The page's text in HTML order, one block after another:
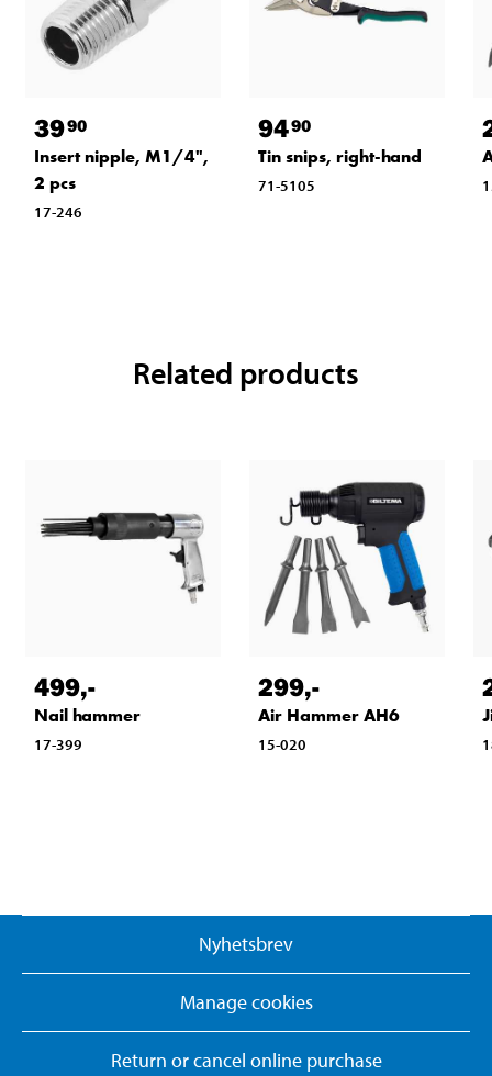
3990
Insert nipple, M1/4",
2 pcs
17-246
9490
Tin snips, right-hand
71-5105
Related products
499,-
Nail hammer
17-399
299,-
Air Hammer AH6
15-020
Nyhetsbrev
Manage cookies
Return or cancel online purchase